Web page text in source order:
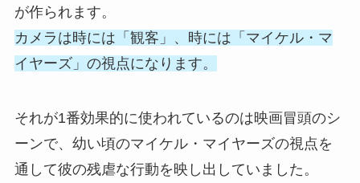
が作られます。
カメラは時には「観客」、時には「マイケル・マ
イヤーズ」の視点になります。
それが1番効果的に使われているのは映画冒頭のシ
ーンで、幼い頃のマイケル・マイヤーズの視点を
通して彼の残虐な行動を映し出していました。